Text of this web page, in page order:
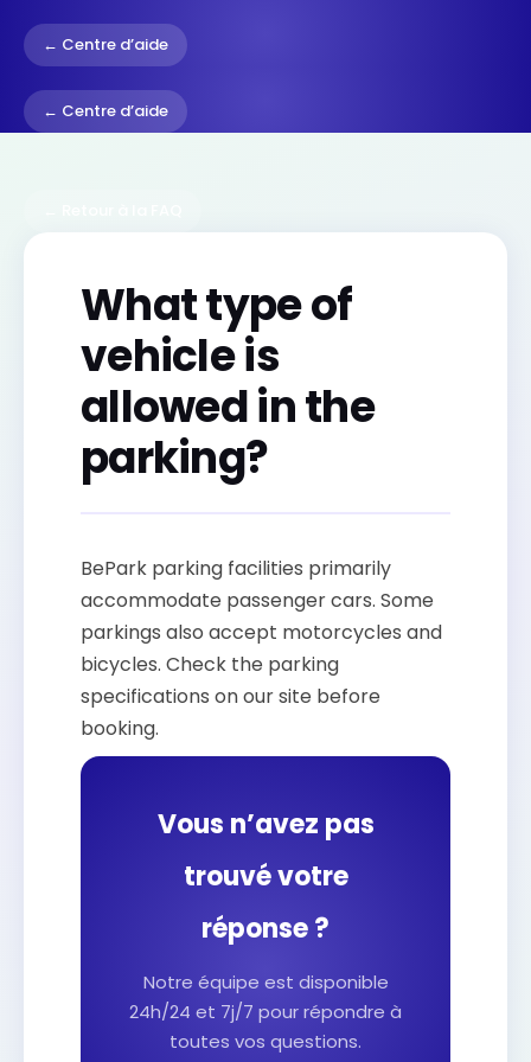
← Centre d’aide
← Centre d’aide
What type of
vehicle is
allowed in the
parking?
BePark parking facilities primarily
accommodate passenger cars. Some
parkings also accept motorcycles and
bicycles. Check the parking
specifications on our site before
booking.
Vous n’avez pas
trouvé votre
réponse ?
Notre équipe est disponible
24h/24 et 7j/7 pour répondre à
toutes vos questions.